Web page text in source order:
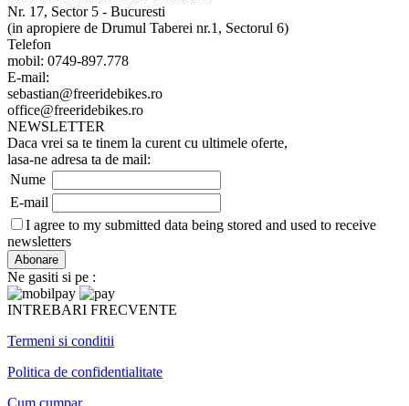
Nr. 17, Sector 5 - Bucuresti
(in apropiere de Drumul Taberei nr.1, Sectorul 6)
Telefon
mobil: 0749-897.778
E-mail:
sebastian@freeridebikes.ro
office@freeridebikes.ro
NEWSLETTER
Daca vrei sa te tinem la curent cu ultimele oferte,
lasa-ne adresa ta de mail:
Nume
E-mail
I agree to my submitted data being stored and used to receive
newsletters
Ne gasiti si pe :
INTREBARI FRECVENTE
Termeni si conditii
Politica de confidentialitate
Cum cumpar